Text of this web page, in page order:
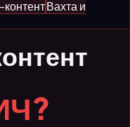
контентВахта и